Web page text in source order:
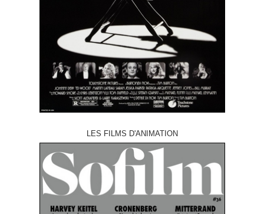
LES FILMS D'ANIMATION